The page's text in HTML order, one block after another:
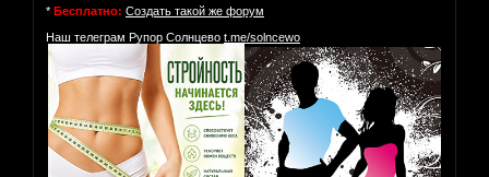
* Бесплатно: Создать такой же форум
Наш телеграм Рупор Солнцево t.me/solncewo